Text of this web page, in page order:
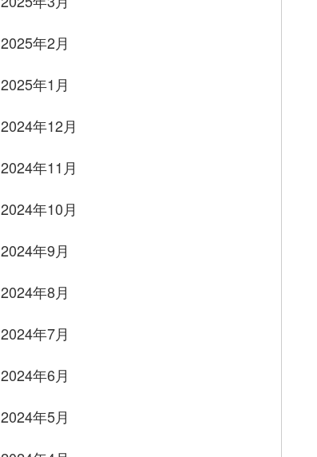
2025年2月
2025年1月
2024年12月
2024年11月
2024年10月
2024年9月
2024年8月
2024年7月
2024年6月
2024年5月